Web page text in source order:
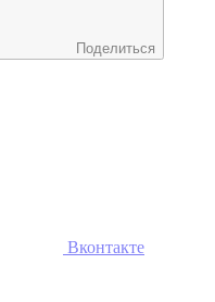
Поделиться
Вконтакте